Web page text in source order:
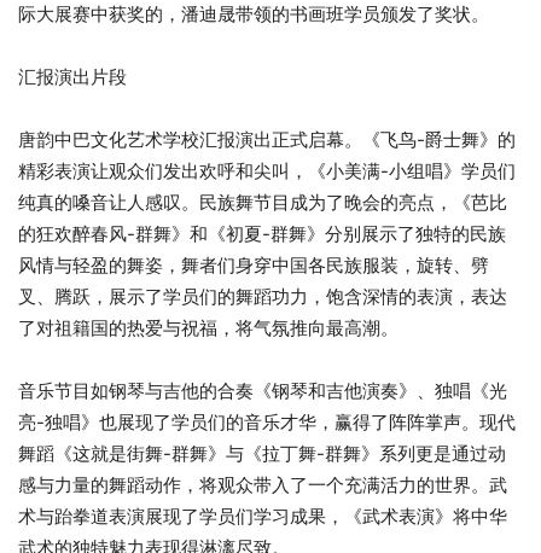
际大展赛中获奖的，潘迪晟带领的书画班学员颁发了奖状。
汇报演出片段
唐韵中巴文化艺术学校汇报演出正式启幕。《飞鸟-爵士舞》的
精彩表演让观众们发出欢呼和尖叫，《小美满-小组唱》学员们
纯真的嗓音让人感叹。民族舞节目成为了晚会的亮点，《芭比
的狂欢醉春风-群舞》和《初夏-群舞》分别展示了独特的民族
风情与轻盈的舞姿，舞者们身穿中国各民族服装，旋转、劈
叉、腾跃，展示了学员们的舞蹈功力，饱含深情的表演，表达
了对祖籍国的热爱与祝福，将气氛推向最高潮。
音乐节目如钢琴与吉他的合奏《钢琴和吉他演奏》、独唱《光
亮-独唱》也展现了学员们的音乐才华，赢得了阵阵掌声。现代
舞蹈《这就是街舞-群舞》与《拉丁舞-群舞》系列更是通过动
感与力量的舞蹈动作，将观众带入了一个充满活力的世界。武
术与跆拳道表演展现了学员们学习成果，《武术表演》将中华
武术的独特魅力表现得淋漓尽致。